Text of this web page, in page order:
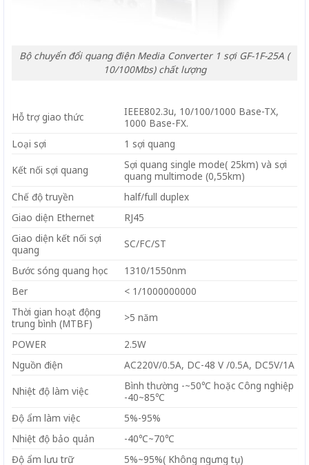
Bộ chuyển đổi quang điện Media Converter 1 sợi GF-1F-25A (
10/100Mbs) chất lượng
Hỗ trợ giao thức
IEEE802.3u, 10/100/1000 Base-TX,
1000 Base-FX.
Loại sợi
1 sợi quang
Kết nối sợi quang
Sợi quang single mode( 25km) và sợi
quang multimode (0,55km)
Chế độ truyền
half/full duplex
Giao diện Ethernet
RJ45
Giao diện kết nối sợi
quang
SC/FC/ST
Bước sóng quang học
1310/1550nm
Ber
< 1/1000000000
Thời gian hoạt động
trung bình (MTBF)
>5 năm
POWER
2.5W
Nguồn điện
AC220V/0.5A, DC-48 V /0.5A, DC5V/1A
Nhiệt độ làm việc
Bình thường -~50℃ hoặc Công nghiệp
-40~85℃
Độ ẩm làm việc
5%-95%
Nhiệt độ bảo quản
-40℃~70℃
Độ ẩm lưu trữ
5%~95%( Không ngưng tụ)